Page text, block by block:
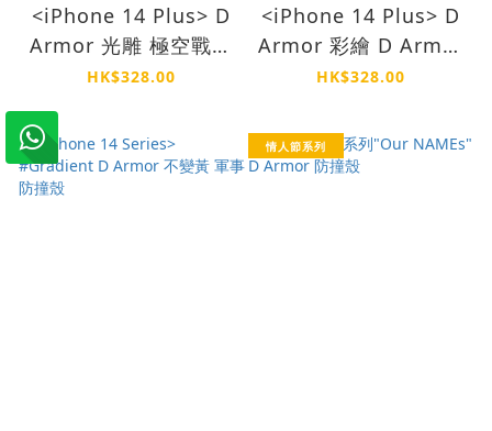
<iPhone 14 Plus> D
Armor 光雕 極空戰甲
軍事防撞殼
HK$328.00
<iPhone 14 Plus> D
Armor 彩繪 D Armor
不變黃軍事防撞殼
HK$328.00
情人節系列